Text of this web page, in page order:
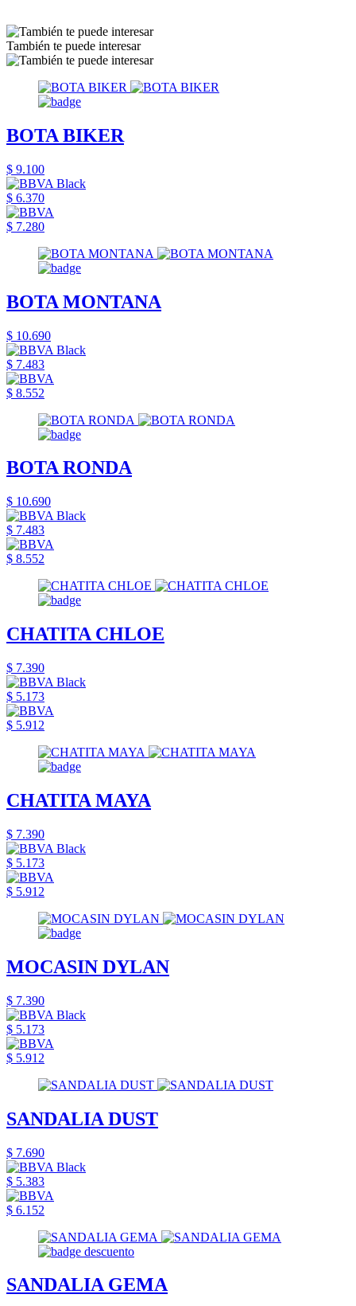
También te puede interesar
BOTA BIKER
$ 9.100
$ 6.370
$ 7.280
BOTA MONTANA
$ 10.690
$ 7.483
$ 8.552
BOTA RONDA
$ 10.690
$ 7.483
$ 8.552
CHATITA CHLOE
$ 7.390
$ 5.173
$ 5.912
CHATITA MAYA
$ 7.390
$ 5.173
$ 5.912
MOCASIN DYLAN
$ 7.390
$ 5.173
$ 5.912
SANDALIA DUST
$ 7.690
$ 5.383
$ 6.152
SANDALIA GEMA